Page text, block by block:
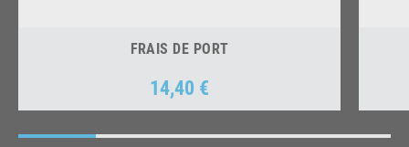
FRAIS DE PORT
Prix
14,40 €